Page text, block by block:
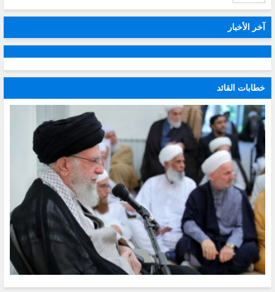
آخر الأخبار
خطابات القائد